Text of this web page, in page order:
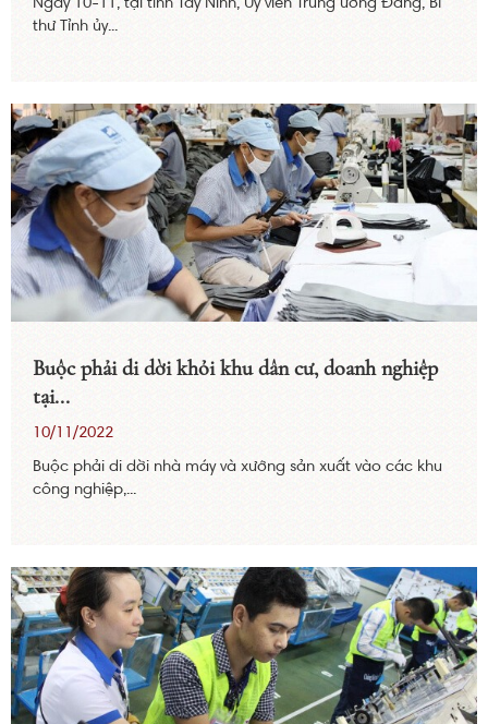
Ngày 10-11, tại tỉnh Tây Ninh, Ủy viên Trung ương Đảng, Bí
thư Tỉnh ủy...
Buộc phải di dời khỏi khu dân cư, doanh nghiệp
tại...
10/11/2022
Buộc phải di dời nhà máy và xưởng sản xuất vào các khu
công nghiệp,...